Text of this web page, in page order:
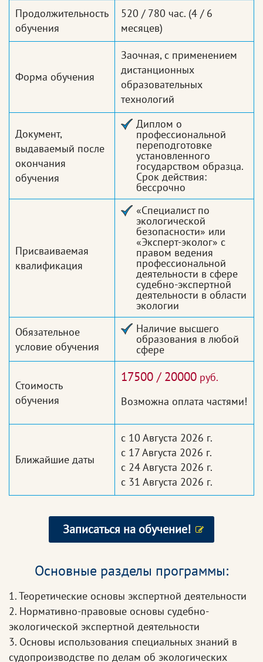
Продолжительность
обучения
520 / 780 час. (4 / 6
месяцев)
Форма обучения
Заочная, с применением
дистанционных
образовательных
технологий
Документ,
выдаваемый после
окончания
обучения
Диплом о
профессиональной
переподготовке
установленного
государством образца.
Срок действия:
бессрочно
Присваиваемая
квалификация
«Специалист по
экологической
безопасности» или
«Эксперт-эколог» с
правом ведения
профессиональной
деятельности в сфере
судебно-экспертной
деятельности в области
экологии
Обязательное
условие обучения
Наличие высшего
образования в любой
сфере
Стоимость
обучения
17500 / 20000 руб.
Возможна оплата частями!
Ближайшие даты
с 10 Августа 2026 г.
с 17 Августа 2026 г.
с 24 Августа 2026 г.
с 31 Августа 2026 г.
Записаться на обучение!
Основные разделы программы:
1. Теоретические основы экспертной деятельности
2. Нормативно-правовые основы судебно-
экологической экспертной деятельности
3. Основы использования специальных знаний в
судопроизводстве по делам об экологических